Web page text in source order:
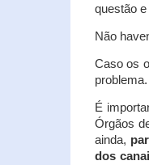
questão
Não
Caso os
problema.
É
Órgãos
ainda,
dos